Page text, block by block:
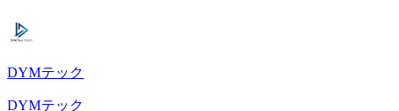
DYMテック
DYMテック